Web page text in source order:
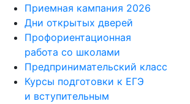
Приемная кампания 2026
Дни открытых дверей
Профориентационная
работа со школами
Предпринимательский класс
Курсы подготовки к ЕГЭ
и вступительным